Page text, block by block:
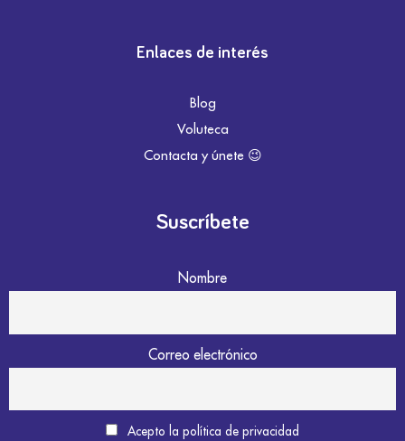
Enlaces de interés
Blog
Voluteca
Contacta y únete 😉
Suscríbete
Nombre
Correo electrónico
Acepto la política de privacidad